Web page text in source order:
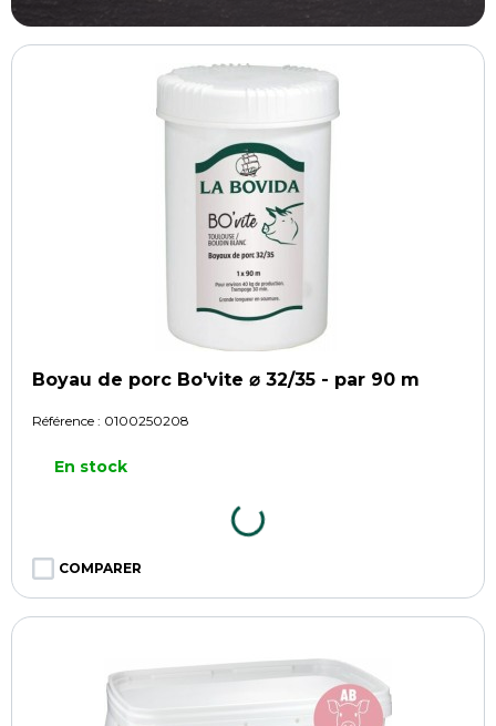
Boyau de porc Bo'vite ⌀ 32/35 - par 90 m
Référence : 0100250208
En stock
COMPARER